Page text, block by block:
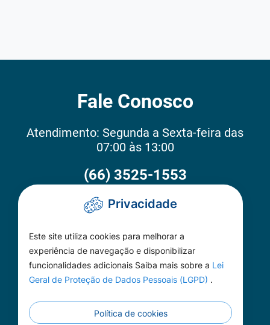
Fale Conosco
Atendimento: Segunda a Sexta-feira das
07:00 às 13:00
(66) 3525-1553
Como Chegar
Câmara de Carlinda
Rua das Adálias nº 646, Centro
Privacidade
Este site utiliza cookies para melhorar a
experiência de navegação e disponibilizar
funcionalidades adicionais Saiba mais sobre a Lei
Geral de Proteção de Dados Pessoais (LGPD) .
Política de cookies